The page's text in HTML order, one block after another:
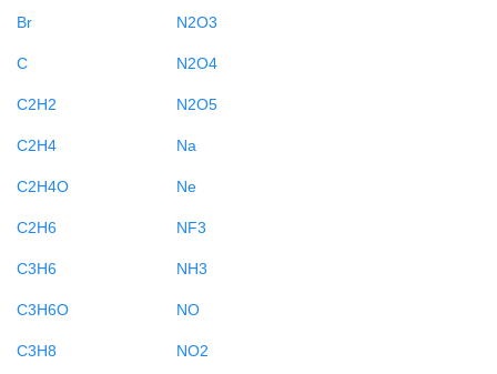
Br
C
C2H2
C2H4
C2H4O
C2H6
C3H6
C3H6O
C3H8
N2O3
N2O4
N2O5
Na
Ne
NF3
NH3
NO
NO2